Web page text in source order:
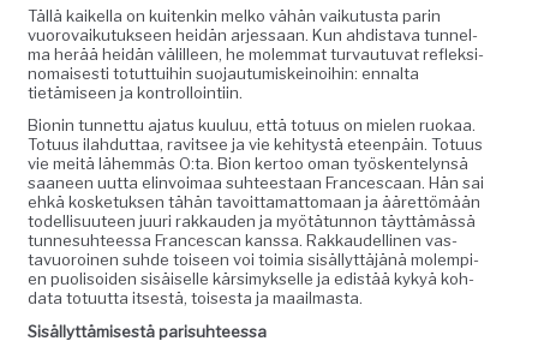
Täl­lä kaikel­la on kuitenkin melko vähän vaiku­tus­ta parin
vuorovaiku­tuk­seen hei­dän arjes­saan. Kun ahdis­ta­va tun­nel­
ma herää hei­dän välilleen, he molem­mat tur­vau­tu­vat refleksi­
no­mais­es­ti totut­tui­hin suo­jau­tu­miskeinoi­hin: ennal­ta
tietämiseen ja kontrollointiin.
Bion­in tun­net­tu aja­tus kuu­luu, että totu­us on mie­len ruokaa.
Totu­us ilah­dut­taa, rav­it­see ja vie kehi­tys­tä eteen­päin. Totu­us
vie meitä lähem­mäs O:ta. Bion ker­too oman työsken­te­lyn­sä
saa­neen uut­ta elin­voimaa suh­teestaan Francescaan. Hän sai
ehkä kos­ke­tuk­sen tähän tavoit­ta­mat­tomaan ja ääret­tömään
todel­lisu­u­teen juuri rakkau­den ja myötä­tun­non täyt­tämässä
tun­nesuh­teessa Frances­can kanssa. Rakkaudelli­nen vas­
tavuoroinen suhde toiseen voi toimia sisäl­lyt­täjänä molem­pi­
en puolisoiden sisäiselle kär­simyk­selle ja edis­tää kykyä koh­
da­ta totu­ut­ta itses­tä, tois­es­ta ja maailmasta.
Sisäl­lyt­tämis­es­tä parisuhteessa